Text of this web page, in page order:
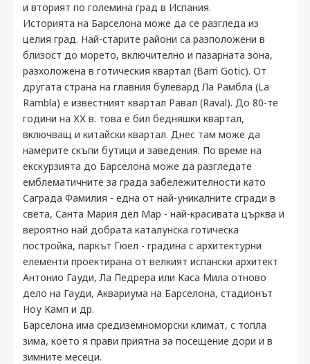
и вторият по големина град в Испания.
Историята на Барселона може да се разгледа из
целия град. Най-старите райони са разположени в
близост до морето, включително и пазарната зона,
разхоложена в готическия квартал (Barri Gotic). От
другата страна на главния булевард Ла Рамбла (La
Rambla) е известният квартал Равал (Raval). До 80-те
години на ХХ в. това е бил бедняшки квартал,
включващ и китайски квартал. Днес там може да
намерите скъпи бутици и заведения. По време на
екскурзията до Барселона може да разгледате
емблематичните за града забележителности като
Саграда Фамилия - една от най-уникалните сгради в
света, Санта Мария дел Мар - най-красивата църква и
вероятно най добрата каталунска готическа
постройка, паркът Гюел - градина с архитектурни
елементи проектирана от велкият испански архитект
Антонио Гауди, Ла Педрера или Каса Мила отново
дело на Гауди, Аквариума на Барселона, стадионът
Ноу Камп и др.
Барселона има средиземноморски климат, с топла
зима, което я прави приятна за посещение дори и в
зимните месеци.